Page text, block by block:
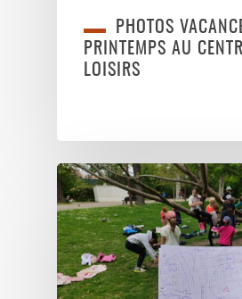
PHOTOS
PRINTEMPS AU
LOISIRS